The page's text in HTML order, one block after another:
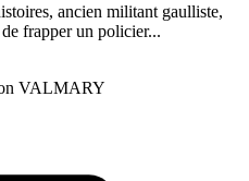
ancien militant gaulliste,
frapper un policier...
VALMARY